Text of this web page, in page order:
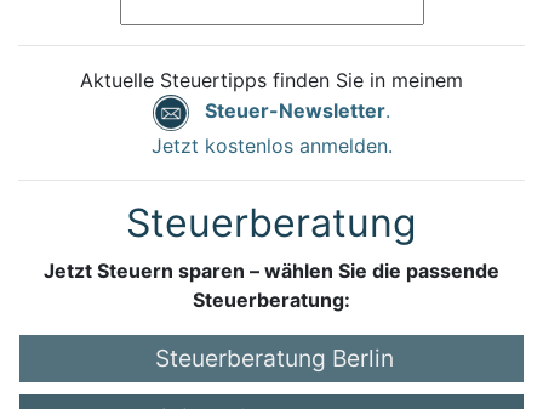
Aktuelle Steuertipps finden Sie in meinem
Steuer-Newsletter.
Jetzt kostenlos anmelden.
Steuerberatung
Jetzt Steuern sparen – wählen Sie die passende
Steuerberatung:
Steuerberatung Berlin